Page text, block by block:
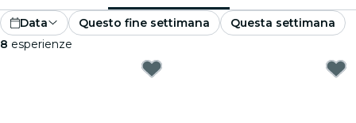
Data Questo fine settimana
Questa settimana
8 esperienze